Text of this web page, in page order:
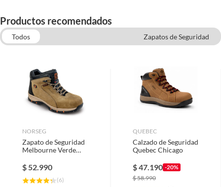
Productos recomendados
Todos
Zapatos de Seguridad
NORSEG
Zapato de Seguridad
Melbourne Verde
NORSEG
$52.990
(6)
QUEBEC
Calzado de Seguridad
Quebec Chicago
$47.190 -20%
$58.990